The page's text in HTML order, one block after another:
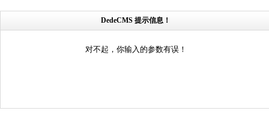
DedeCMS 提示信息！
对不起，你输入的参数有误！